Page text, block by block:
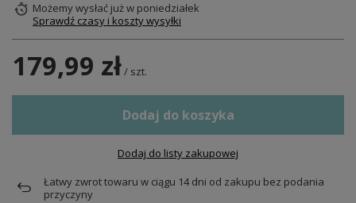
Możemy wysłać jużw poniedziałek
Sprawdź czasy i koszty wysyłki
179,99 zł/ szt.
Dodaj do koszyka
Dodaj do listy zakupowej
Łatwy zwrot towaru w ciągu 14dni od zakupu bez podania
przyczyny